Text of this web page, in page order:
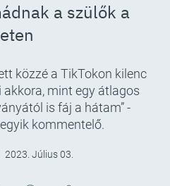
a szülők a
közzé a TikTokon kilenc
mint egy átlagos
is fáj a hátam” -
kommentelő.
2023. Július 03.